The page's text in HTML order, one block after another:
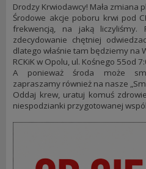
Drodzy Krwiodawcy! Mała zmiana
Środowe akcje poboru krwi pod
frekwencją, na jaką
zdecydowanie chętniej
dlatego właśnie tam będziemy na
RCKiK w Opolu, ul. Kośnego 55od
A ponieważ środa może
zapraszamy również na nasze
Oddaj krew, uratuj komuś
niespodzianki przygotowanej